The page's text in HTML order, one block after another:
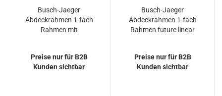
Busch-Jaeger
Abdeckrahmen 1-fach
Rahmen mit
2CKA001754A4364
1721-184 NSK
Preise nur für B2B
Kunden sichtbar
Busch-Jaeger
Abdeckrahmen 1-fach
Rahmen future linear
Preise nur für B2B
Kunden sichtbar